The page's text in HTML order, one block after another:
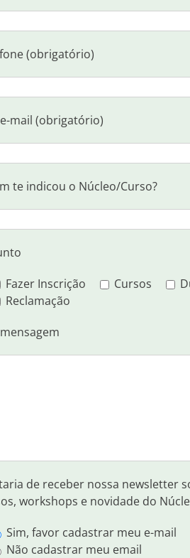
(obrigatório)
mail (obrigatório)
te indicou o Núcleo/Curso?
Fazer Inscrição
Cursos
Reclamação
de receber nossa newsletter
workshops e novidade do
Sim, favor cadastrar meu e-mail
Não cadastrar meu email